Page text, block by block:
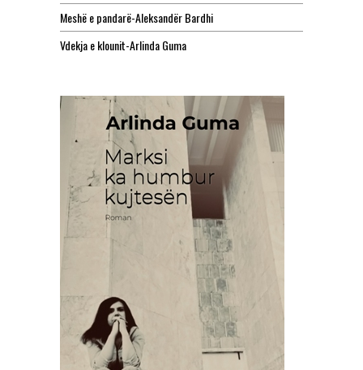
Meshë e pandarë-Aleksandër Bardhi
Vdekja e klounit-Arlinda Guma